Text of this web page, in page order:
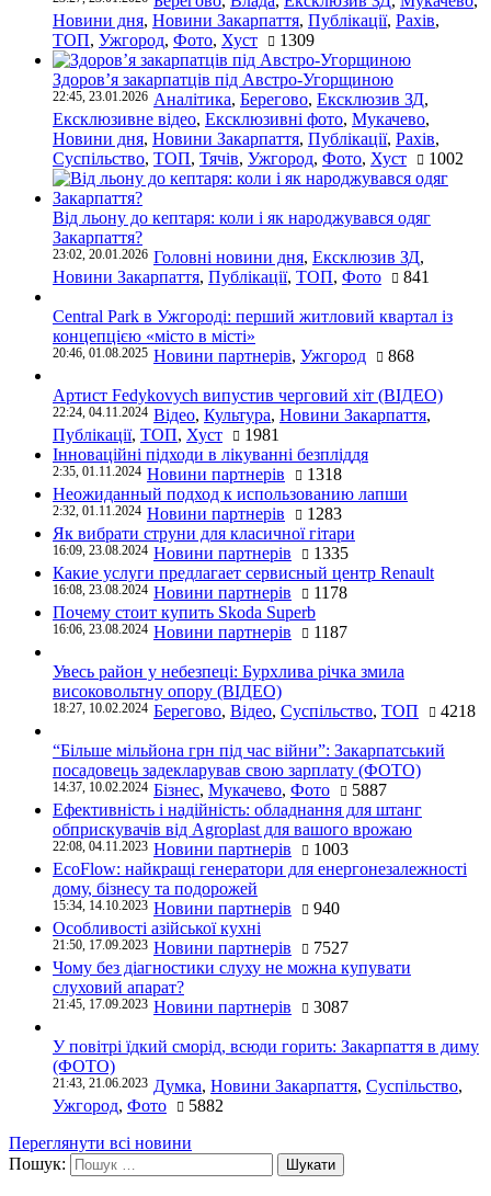
Новини дня, Новини Закарпаття, Публікації, Рахів,
ТОП, Ужгород, Фото, Хуст 1309
Здоров’я закарпатців під Австро-Угорщиною
22:45, 23.01.2026 Аналітика, Берегово, Ексклюзив ЗД,
Ексклюзивне відео, Ексклюзивні фото, Мукачево,
Новини дня, Новини Закарпаття, Публікації, Рахів,
Суспільство, ТОП, Тячів, Ужгород, Фото, Хуст 1002
Від льону до кептаря: коли і як народжувався одяг
Закарпаття?
23:02, 20.01.2026 Головні новини дня, Ексклюзив ЗД,
Новини Закарпаття, Публікації, ТОП, Фото 841
Central Park в Ужгороді: перший житловий квартал із
концепцією «місто в місті»
20:46, 01.08.2025 Новини партнерів, Ужгород 868
Артист Fedykovych випустив черговий хіт (ВІДЕО)
22:24, 04.11.2024 Відео, Культура, Новини Закарпаття,
Публікації, ТОП, Хуст
1981
Інноваційні підходи в лікуванні безпліддя
2:35, 01.11.2024 Новини партнерів
1318
Неожиданный подход к использованию лапши
2:32, 01.11.2024 Новини партнерів
1283
Як вибрати струни для класичної гітари
16:09, 23.08.2024 Новини партнерів
1335
Какие услуги предлагает сервисный центр Renault
16:08, 23.08.2024 Новини партнерів
1178
Почему стоит купить Skoda Superb
16:06, 23.08.2024 Новини партнерів 1187
Увесь район у небезпеці: Бурхлива річка змила
високовольтну опору (ВІДЕО)
18:27, 10.02.2024 Берегово, Відео, Суспільство, ТОП 4218
“Більше мільйона грн під час війни”: Закарпатський
посадовець задекларував свою зарплату (ФОТО)
14:37, 10.02.2024 Бізнес, Мукачево, Фото
5887
Ефективність і надійність: обладнання для штанг
обприскувачів від Agroplast для вашого врожаю
22:08, 04.11.2023 Новини партнерів
1003
EcoFlow: найкращі генератори для енергонезалежності
дому, бізнесу та подорожей
15:34, 14.10.2023 Новини партнерів
940
Особливості азійської кухні
21:50, 17.09.2023 Новини партнерів
7527
Чому без діагностики слуху не можна купувати
слуховий апарат?
21:45, 17.09.2023 Новини партнерів 3087
У повітрі їдкий сморід, всюди горить: Закарпаття в диму
(ФОТО)
21:43, 21.06.2023 Думка, Новини Закарпаття, Суспільство,
Ужгород, Фото
5882
Переглянути всі новини
Пошук: